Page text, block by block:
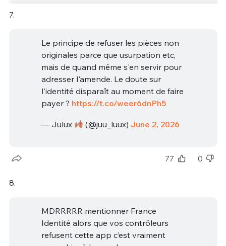
7.
Le principe de refuser les pièces non
originales parce que usurpation etc,
mais de quand même s'en servir pour
adresser l'amende. Le doute sur
l'identité disparaît au moment de faire
payer ? https://t.co/weer6dnPh5
— Julux (@juu_luux) June 2, 2026
77 0
8.
MDRRRRR mentionner France
Identité alors que vos contrôleurs
refusent cette app c’est vraiment